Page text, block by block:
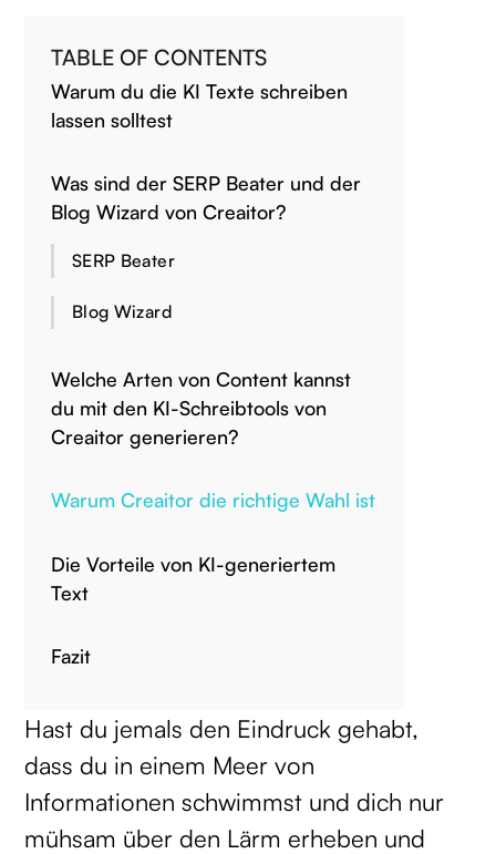
TABLE OF CONTENTS
Warum du die KI Texte schreiben
lassen solltest
Was sind der SERP Beater und der
Blog Wizard von Creaitor?
SERP Beater
Blog Wizard
Welche Arten von Content kannst
du mit den KI-Schreibtools von
Creaitor generieren?
Warum Creaitor die richtige Wahl ist
Die Vorteile von KI-generiertem
Text
Fazit
Hast du jemals den Eindruck gehabt,
dass du in einem Meer von
Informationen schwimmst und dich nur
mühsam über den Lärm erheben und